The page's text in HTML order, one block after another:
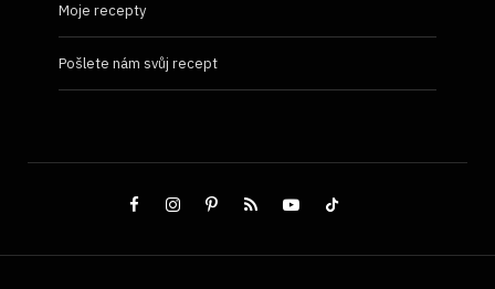
Moje recepty
Pošlete nám svůj recept